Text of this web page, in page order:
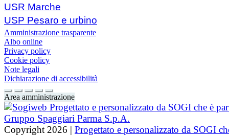
USR Marche
USP Pesaro e urbino
Amministrazione trasparente
Albo online
Privacy policy
Cookie policy
Note legali
Dichiarazione di accessibilità
Area amministrazione
Copyright 2026 | Progettato e personalizzato da SOGI